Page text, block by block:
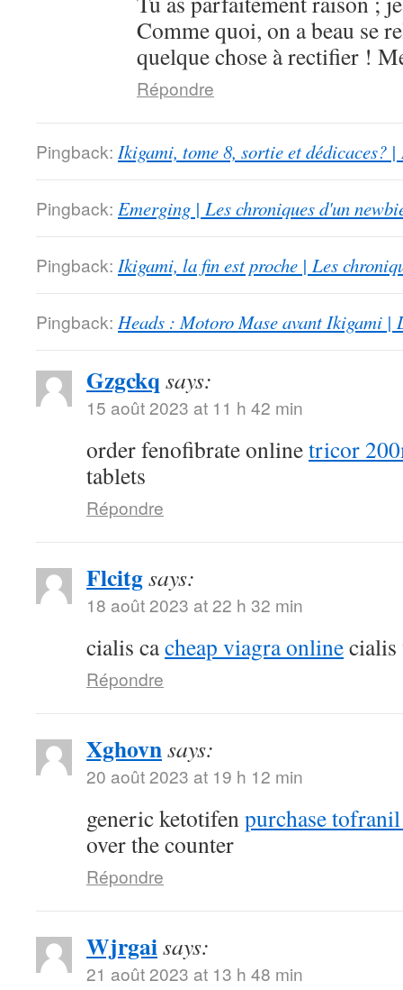
Comme quoi, on a beau se
quelque chose à rectifier !
Répondre
Pingback: Ikigami, tome 8, sortie et dédicaces?
Pingback: Emerging | Les chroniques d'un
Pingback: Ikigami, la fin est proche | Les
Pingback: Heads : Motoro Mase avant Ikigami |
Gzgckq says:
15 août 2023 at 11 h 42 min
order fenofibrate onlinetricor
tablets
Répondre
Flcitgsays:
18 août 2023 at 22 h 32 min
cialis cacheap viagra onlinecialis
Répondre
Xghovnsays:
20 août 2023 at 19 h 12 min
generic ketotifenpurchase
over the counter
Répondre
Wjrgaisays:
21 août 2023 at 13 h 48 min